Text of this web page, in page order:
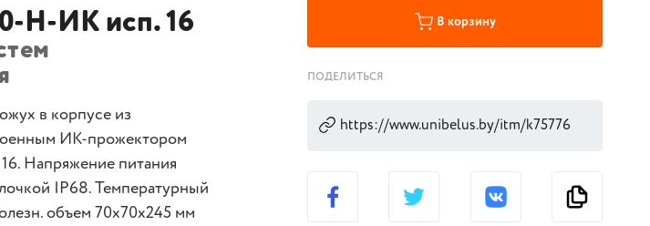
Н-ИК исп. 16
в корпусе из
ИК-прожектором
Напряжение питания
IP68. Температурный
объем 70х70х245 мм
В корзину
ПОДЕЛИТЬСЯ